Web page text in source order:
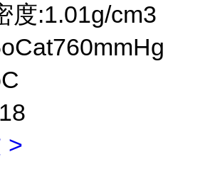
度:1.01g/cm3
>